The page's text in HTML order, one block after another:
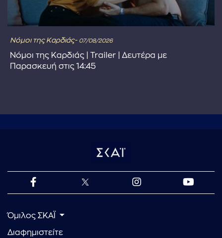
Νόμοι της Καρδιάς- 07/08/2026
Νόμοι της Καρδιάς | Trailer | Δευτέρα με
Παρασκευή στις 14:45
Όμιλος ΣΚΑΪ
Διαφημιστείτε